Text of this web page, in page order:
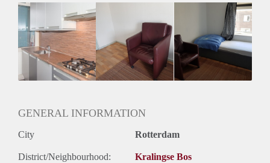
De kamer
Dit is een lichte slaapkamer in de buurt van station Oostplein.
Het is volledig ingericht en wordt geleverd met een
comfortabel bed en een kast met veel bergruimte
GENERAL INFORMATION
City Rotterdam
District/Neighbourhood: Kralingse Bos